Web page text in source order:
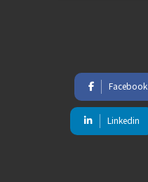
Facebook
Linkedin